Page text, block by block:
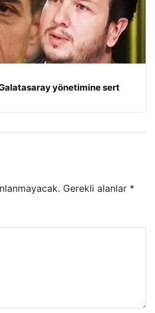
yönetimine sert
Gerekli alanlar *